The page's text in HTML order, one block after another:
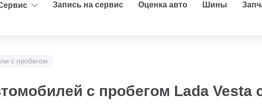
Запись на сервис Оценка авто Шины
с пробегом
с пробегом Lada Vesta